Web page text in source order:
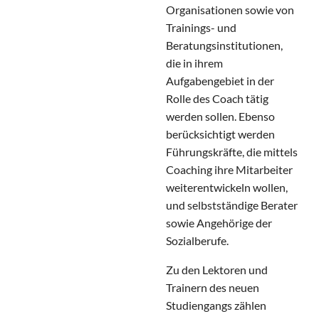
Organisationen sowie von
Trainings- und
Beratungsinstitutionen,
die in ihrem
Aufgabengebiet in der
Rolle des Coach tätig
werden sollen. Ebenso
berücksichtigt werden
Führungskräfte, die mittels
Coaching ihre Mitarbeiter
weiterentwickeln wollen,
und selbstständige Berater
sowie Angehörige der
Sozialberufe.
Zu den Lektoren und
Trainern des neuen
Studiengangs zählen